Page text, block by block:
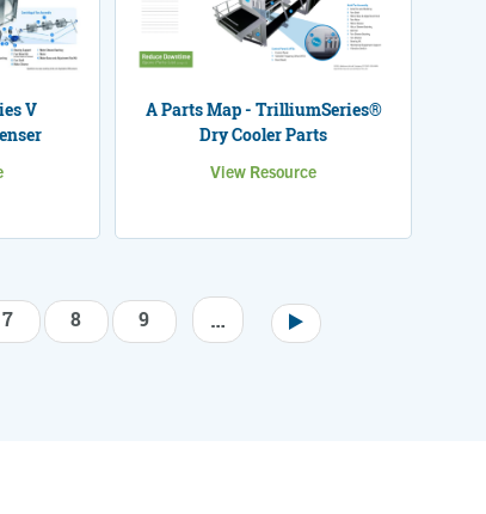
V
A Parts Map - TrilliumSeries®
Dry Cooler Parts
View Resource
7 8 9 …